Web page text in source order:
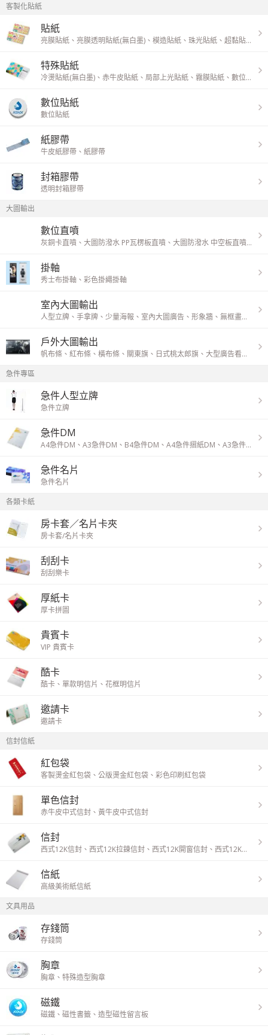
客製化貼紙
貼紙
亮膜貼紙 、 亮膜透明貼紙(無白墨) 、 模造貼紙 、 珠光貼紙 、 超黏貼紙
特殊貼紙
冷燙貼紙(無白墨) 、 赤牛皮貼紙 、 局部上光貼紙 、 霧膜貼紙 、 數位載具條碼貼紙
數位貼紙
數位貼紙
紙膠帶
牛皮紙膠帶 、 紙膠帶
封箱膠帶
透明封箱膠帶
大圖輸出
數位直噴
灰銅卡直噴 、 大圖防潑水 PP瓦楞板直噴 、 大圖防潑水 中空板直噴、
掛軸
秀士布掛軸 、 彩色掛繩掛軸
室內大圖輸出
人型立牌 、 手拿牌 、 少量海報 、 室內大圖廣告 、 形象牆 、 無框畫、
戶外大圖輸出
帆布條 、 紅布條 、 橫布條 、 關東旗 、 日式桃太郎旗 、 大型廣告看板
急件專區
急件人型立牌
急件立牌
急件DM
A4急件DM 、 A3急件DM 、 B4急件DM 、 A4急件摺紙DM 、 A3急件摺紙DM
急件名片
急件名片
各類卡紙
房卡套／名片卡夾
房卡套/名片卡夾
刮刮卡
刮刮樂卡
厚紙卡
厚卡拼圖
貴賓卡
VIP 貴賓卡
酷卡
酷卡 、 單款明信片 、 花框明信片
邀請卡
邀請卡
信封信紙
紅包袋
客製燙金紅包袋 、 公版燙金紅包袋 、 彩色印刷紅包袋
單色信封
赤牛皮中式信封 、 黃牛皮中式信封
信封
西式12K信封 、 西式12K拉鍊信封 、 西式12K開窗信封 、 西式12K開窗拉鍊信封
信紙
高級美術紙信紙
文具用品
存錢筒
存錢筒
胸章
胸章 、 特殊造型胸章
磁鐵
磁鐵 、 磁性書籤 、 造型磁性留言板